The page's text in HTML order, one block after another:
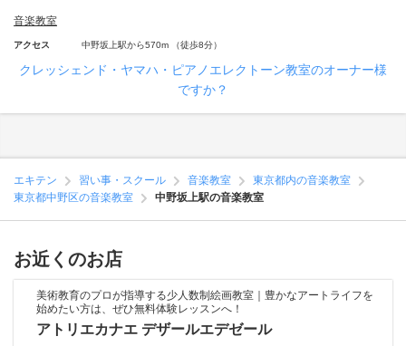
音楽教室
アクセス 中野坂上駅から570m （徒歩8分）
クレッシェンド・ヤマハ・ピアノエレクトーン教室のオーナー様
ですか？
エキテン 習い事・スクール 音楽教室
東京都内の音楽教室
東京都中野区の音楽教室
中野坂上駅の音楽教室
お近くのお店
美術教育のプロが指導する少人数制絵画教室｜豊かなアートライフを
始めたい方は、ぜひ無料体験レッスンへ！
アトリエカナエ デザールエデゼール